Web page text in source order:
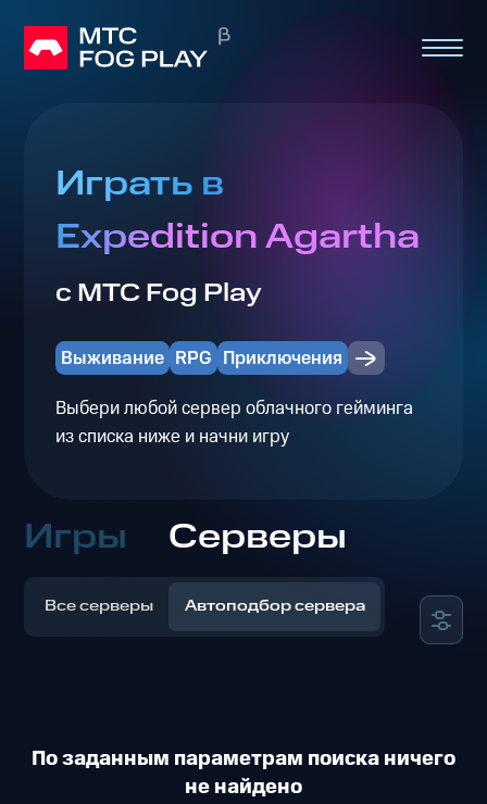
Играть в
Expedition Agartha
с МТС Fog Play
Выживание RPG Приключения
Выбери любой сервер облачного гейминга
из списка ниже и начни игру
Игры Серверы
Все серверы Автоподбор сервера
По заданным параметрам поиска ничего
не найдено